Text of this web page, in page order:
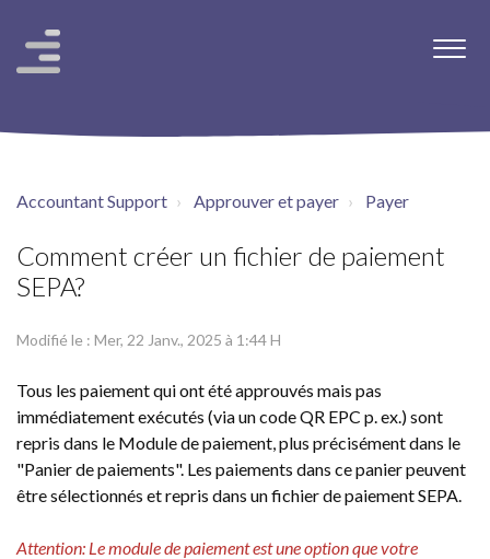
Accountant Support Approuver et payer Payer
Comment créer un fichier de paiement
SEPA?
Modifié le : Mer, 22 Janv., 2025 à 1:44 H
Tous les paiement qui ont été approuvés mais pas
immédiatement exécutés (via un code QR EPC p. ex.) sont
repris dans le Module de paiement, plus précisément dans le
"Panier de paiements". Les paiements dans ce panier peuvent
être sélectionnés et repris dans un fichier de paiement SEPA.
Attention: Le module de paiement est une option que votre